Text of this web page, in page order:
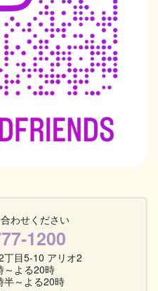
わせください
1200
丁目5-10 アリオ2
～よる20時
半～よる20時